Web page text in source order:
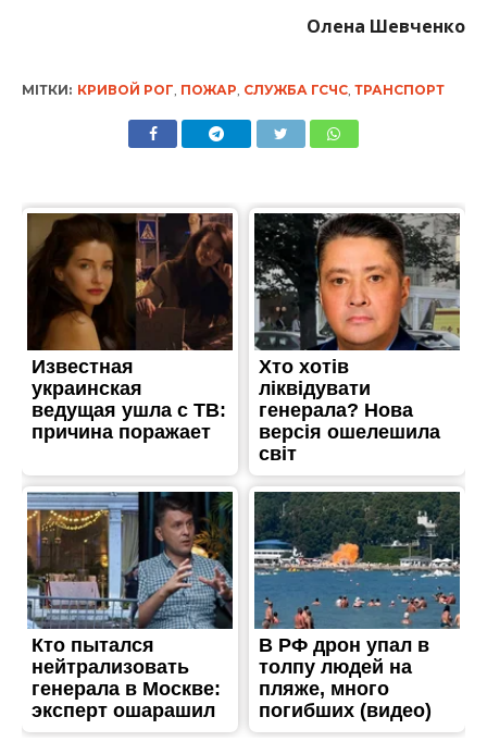
Олена Шевченко
МІТКИ: КРИВОЙ РОГ ПОЖАР СЛУЖБА ГСЧС, ТРАНСПОРТ